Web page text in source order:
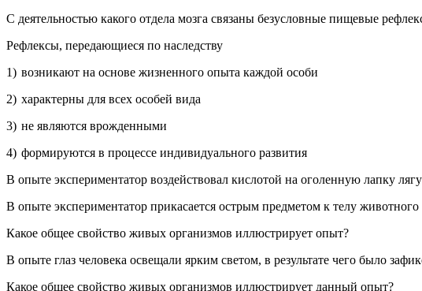
С де­я­тель­но­стью ка­ко­го от­де­ла мозга свя­за­ны без­услов­ные пи­ще­вые
Ре­флек­сы, пе­ре­да­ю­щи­е­ся по на­след­ству
1) воз­ни­ка­ют на ос­но­ве жиз­нен­но­го опыта каж­дой особи
2) ха­рак­тер­ны для всех осо­бей вида
3) не яв­ля­ют­ся врож­ден­ны­ми
4) фор­ми­ру­ют­ся в про­цес­се ин­ди­ви­ду­аль­но­го раз­ви­тия
В опыте экс­пе­ри­мен­та­тор воз­дей­ство­вал кис­ло­той на ого­лен­ную лапку
В опыте экс­пе­ри­мен­та­тор при­ка­са­ет­ся ост­рым пред­ме­том к телу
Какое общее свой­ство живых ор­га­низ­мов ил­лю­стри­ру­ет опыт?
В опыте глаз че­ло­ве­ка осве­ща­ли ярким све­том, в ре­зуль­та­те чего было
Какое общее свой­ство живых ор­га­низ­мов ил­лю­стри­ру­ет дан­ный опыт?